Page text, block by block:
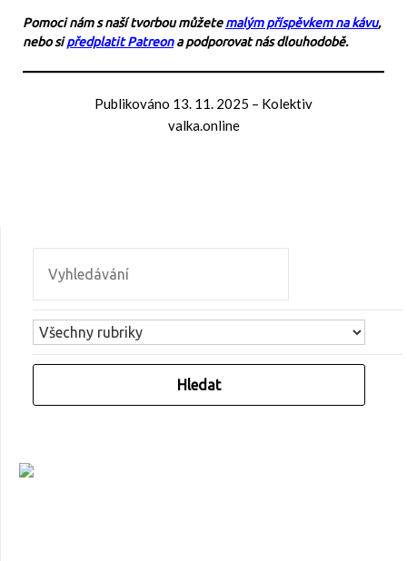
Pomoci nám s naší tvorbou můžetemalým příspěvkem na kávu,
nebo sipředplatit Patreona podporovat nás dlouhodobě.
Publikováno 13. 11. 2025 – Kolektiv
valka.online